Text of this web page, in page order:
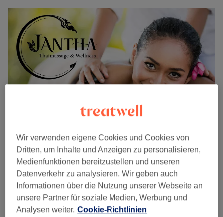
Jantha Thaimassage & Wellness /
Janthaimassage
4,8
130 Bewertungen
Glockenbachviertel, München
Auf Karte anzeigen
Kräuterstempel-Massage
Wir verwenden eigene Cookies und Cookies von
Dritten, um Inhalte und Anzeigen zu personalisieren,
Medienfunktionen bereitzustellen und unseren
Datenverkehr zu analysieren. Wir geben auch
Informationen über die Nutzung unserer Webseite an
unsere Partner für soziale Medien, Werbung und
Analysen weiter. Cookie-Richtlinien